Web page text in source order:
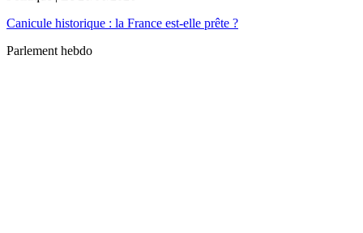
Canicule historique : la France est-elle prête ?
Parlement hebdo